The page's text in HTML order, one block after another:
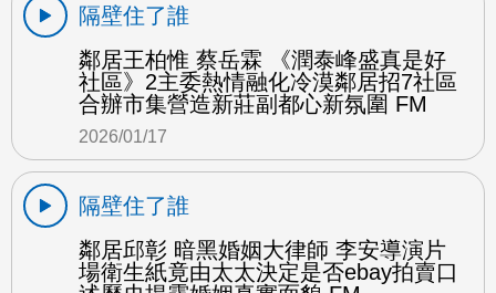
隔壁住了誰
鄰居王柏惟 蔡岳霖 《潤泰峰盛真是好
社區》2主委熱情融化冷漠鄰居招7社區
合辦市集營造新莊副都心新氛圍 FM
2026/01/17
隔壁住了誰
鄰居邱彰 暗黑婚姻大律師 李安導演片
場衛生紙竟由太太決定是否ebay拍賣口